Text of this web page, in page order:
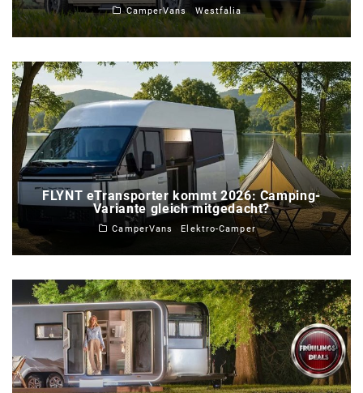
CamperVans Westfalia
FLYNT eTransporter kommt 2026: Camping-
Variante gleich mitgedacht?
CamperVans Elektro-Camper